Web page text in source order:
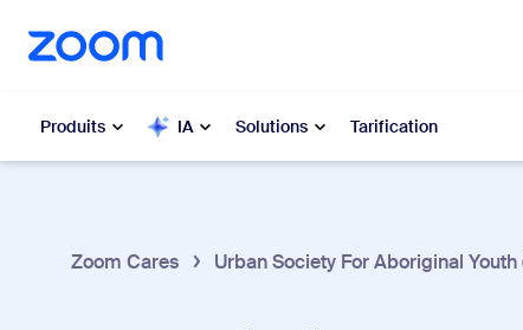
contenu principal
au chat d’aide
Produits IA Solutions Tarification
Les
Zoom Cares Urban Society For Aboriginal Youth